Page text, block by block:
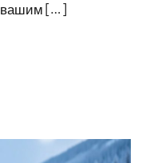
вашим […]